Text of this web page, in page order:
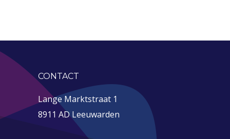
CONTACT
Lange Marktstraat 1
8911 AD Leeuwarden